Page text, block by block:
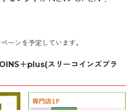
ーンを予定しています。
＋plus(スリーコインズプラ